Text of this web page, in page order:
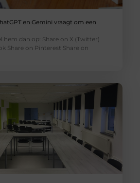
en Gemini vraagt om een
hem dan op: Share on X (Twitter)
Share on Pinterest Share on